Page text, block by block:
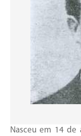
Nasceu em 14